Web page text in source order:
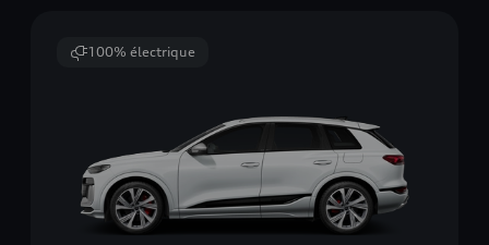
100% électrique